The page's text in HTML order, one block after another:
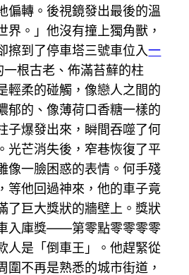
偏轉。後視鏡發出最後的溫
界。」他沒有撞上獨角獸，
擦到了停車塔三號車位入一
一根古老、佈滿苔蘚的柱
輕柔的碰觸，像戀人之間的
郁的、像薄荷口香糖一樣的
子爆發出來，瞬間吞噬了何
光芒消失後，窄巷恢復了平
像一臉困惑的表情。何手殘
等他回過神來，他的車子竟
了巨大獎狀的牆壁上。獎狀
入庫獎——第零點零零零零
人是「倒車王」。他趕緊從
圍不再是熟悉的城市街道，